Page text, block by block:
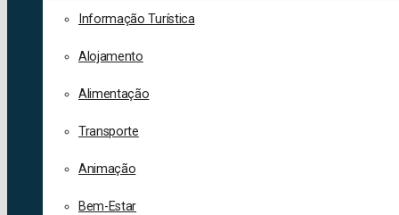
Informação Turística
Alojamento
Alimentação
Transporte
Animação
Bem-Estar